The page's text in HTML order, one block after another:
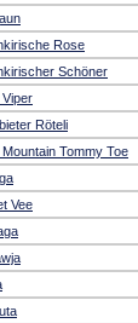
Rose
Schöner
Viper
Röteli
Mountain Tommy Toe
Vee